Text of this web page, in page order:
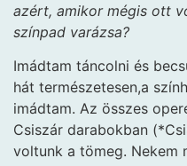
azért, amikor mégis ott
színpad varázsa?
Imádtam táncolni és
hát természetesen,a
imádtam. Az összes
Csiszár darabokban
voltunk a tömeg. Nekem